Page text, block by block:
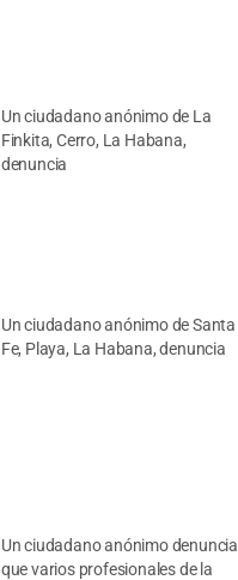
Un ciudadano anónimo de La
Finkita, Cerro, La Habana,
denuncia
Un ciudadano anónimo de Santa
Fe, Playa, La Habana, denuncia
Un ciudadano anónimo denuncia
que varios profesionales de la